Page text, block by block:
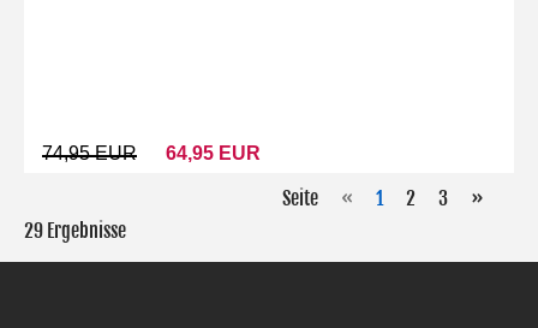
74,95 EUR 64,95 EUR
Seite « 1 2 3
»
29 Ergebnisse